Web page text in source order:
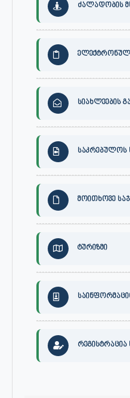
ძალადობის
სიახლეების
საკრებულოს
მოითხოვე
ტურიზმი
რეგისტრაცია